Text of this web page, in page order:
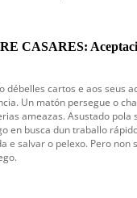
CASARES:
débelles cartos e aos seus
Un matón persegue o
ameazas. Asustado
en busca dun traballo
e salvar o pelexo. Pero non